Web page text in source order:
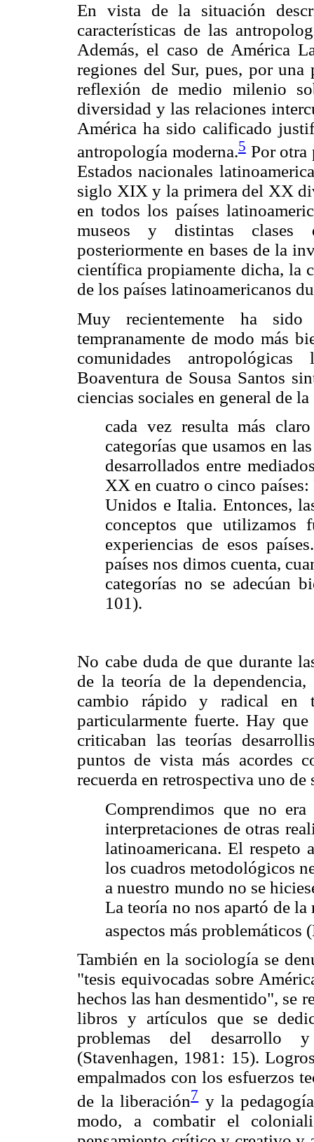
En vista de la situación
características de las
Además, el caso de América
regiones del Sur, pues, por una
reflexión de medio milenio
diversidad y las relaciones
América ha sido calificado
antropología moderna.5Por otra
Estados nacionales
siglo XIX y la primera del XX
en todos los países
museos y distintas clases
posteriormente en bases de la
científica propiamente dicha, la
de los países latinoamericanos
Muy recientemente ha
tempranamente de modo más
comunidades
Boaventura de Sousa Santos
ciencias sociales en general de
cada vez resulta más
categorías que usamos en
desarrollados entre
XX en cuatro o cinco
Unidos e Italia. Entonces,
conceptos que utilizamos
experiencias de esos
países nos dimos cuenta,
categorías no se adecúan
101).
No cabe duda de que durante
de la teoría de la
cambio rápido y radical en
particularmente fuerte. Hay
criticaban las teorías
puntos de vista más acordes
recuerda en retrospectiva uno
Comprendimos que no
interpretaciones de otras
latinoamericana. El respeto
los cuadros metodológicos
a nuestro mundo no se
La teoría no nos apartó de
aspectos más
También en la sociología se
"tesis equivocadas sobre
hechos las han desmentido", se
libros y artículos que se
problemas del desarrollo
(Stavenhagen, 1981: 15).
empalmados con los esfuerzos
de la liberación7y la
modo, a combatir el